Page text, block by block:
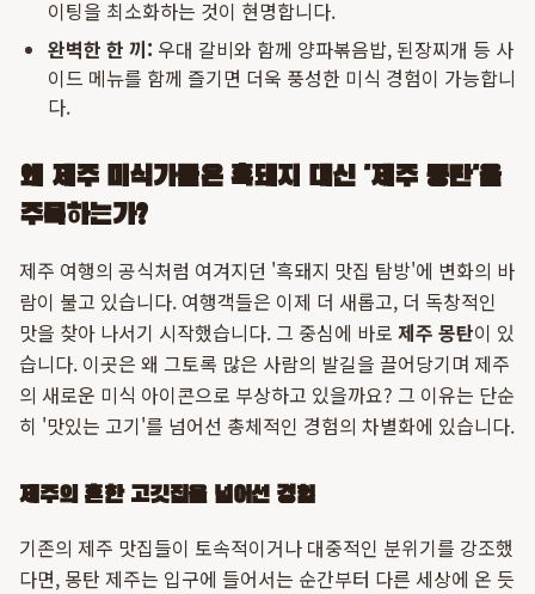
이팅을 최소화하는 것이 현명합니다.
완벽한 한 끼: 우대 갈비와 함께 양파볶음밥, 된장찌개 등 사
이드 메뉴를 함께 즐기면 더욱 풍성한 미식 경험이 가능합니
다.
왜 제주 미식가들은 흑돼지 대신 '제주 몽탄'을
주목하는가?
제주 여행의 공식처럼 여겨지던 '흑돼지 맛집 탐방'에 변화의 바
람이 불고 있습니다. 여행객들은 이제 더 새롭고, 더 독창적인
맛을 찾아 나서기 시작했습니다. 그 중심에 바로 제주 몽탄이 있
습니다. 이곳은 왜 그토록 많은 사람의 발길을 끌어당기며 제주
의 새로운 미식 아이콘으로 부상하고 있을까요? 그 이유는 단순
히 '맛있는 고기'를 넘어선 총체적인 경험의 차별화에 있습니다.
제주의 흔한 고깃집을 넘어선 경험
기존의 제주 맛집들이 토속적이거나 대중적인 분위기를 강조했
다면, 몽탄 제주는 입구에 들어서는 순간부터 다른 세상에 온 듯